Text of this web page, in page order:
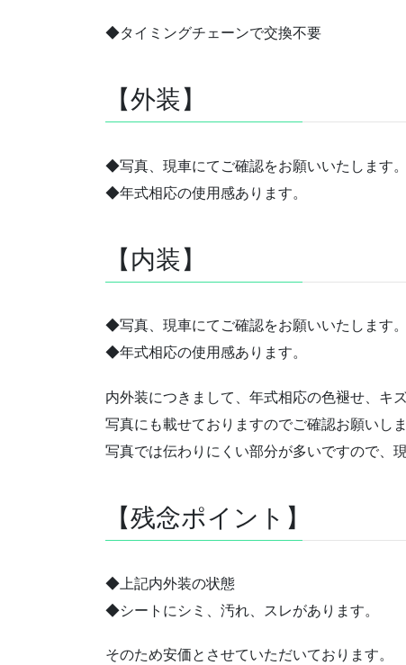
◆タイミングチェーンで交換不要
【外装】
◆写真、現車にてご確認をお願いいたします。
◆年式相応の使用感あります。
【内装】
◆写真、現車にてご確認をお願いいたします。
◆年式相応の使用感あります。
内外装につきまして、年式相応の色褪せ、キ
写真にも載せておりますのでご確認お願いしま
写真では伝わりにくい部分が多いですので、
【残念ポイント】
◆上記内外装の状態
◆シートにシミ、汚れ、スレがあります。
そのため安価とさせていただいております。